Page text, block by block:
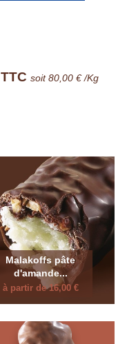
TTC soit 80,00 € /Kg
Malakoffs pâte
d'amande...
à partir de 16,00 €